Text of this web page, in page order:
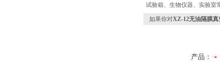
试验箱、生物仪器、实验室
如果你对XZ-12无油隔膜真
产品：